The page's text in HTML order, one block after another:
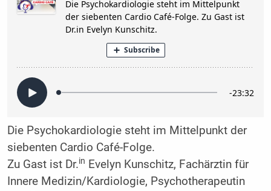
Die Psychokardiologie steht im Mittelpunkt der
siebenten Cardio Café-Folge.
Zu Gast ist Dr.in Evelyn Kunschitz, Fachärztin für
Innere Medizin/Kardiologie, Psychotherapeutin